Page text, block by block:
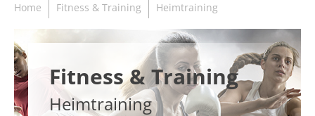
Home Fitness & Training Heimtraining
Fitness & Training
Heimtraining